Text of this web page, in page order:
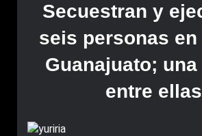
Secuestran y
seis personas en
Guanajuato;
entre ellas